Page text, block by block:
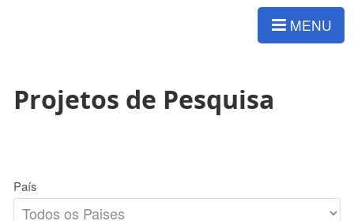
MENU
Projetos de Pesquisa
País